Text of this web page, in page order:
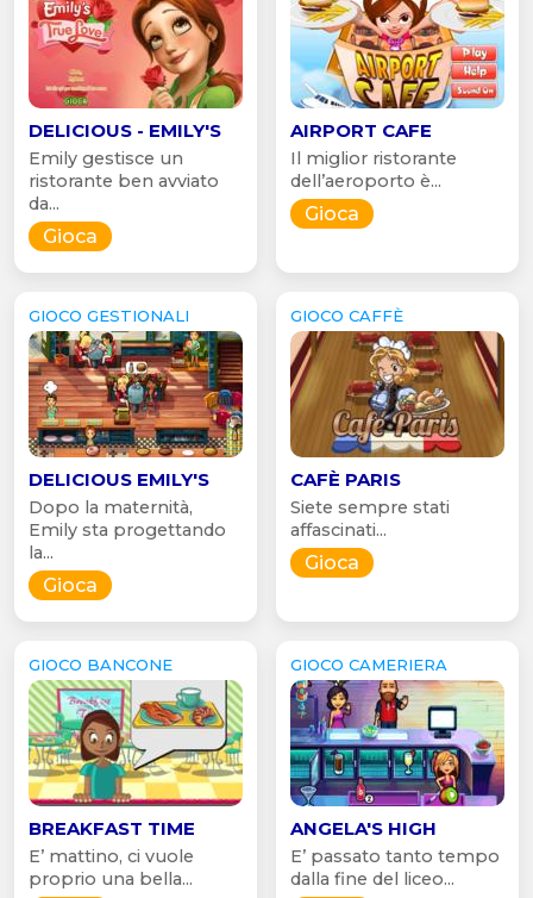
DELICIOUS - EMILY'S
Emily gestisce un
ristorante ben avviato
da...
Gioca
AIRPORT CAFE
Il miglior ristorante
dell’aeroporto è...
Gioca
GIOCO GESTIONALI
DELICIOUS EMILY'S
Dopo la maternità,
Emily sta progettando
la...
Gioca
GIOCO CAFFÈ
CAFÈ PARIS
Siete sempre stati
affascinati...
Gioca
GIOCO BANCONE
BREAKFAST TIME
E’ mattino, ci vuole
proprio una bella...
GIOCO CAMERIERA
ANGELA'S HIGH
E’ passato tanto tempo
dalla fine del liceo...